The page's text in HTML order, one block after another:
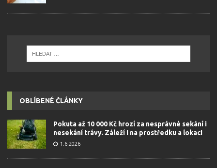
OBLÍBENÉ ČLÁNKY
Pokuta až 10 000 Kč hrozí za nesprávné sekání i
nesekání trávy. Záleží i na prostředku a lokaci
1.6.2026